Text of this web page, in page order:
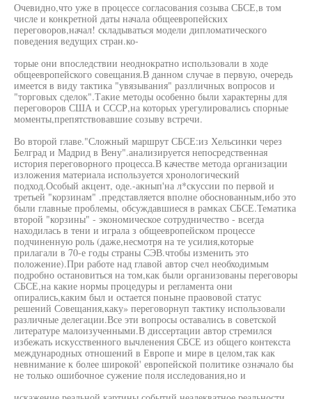
Очевидно,что уже в процессе согласования созыва СБСЕ,в том
числе и конкретной даты начала общеевропейских
переговоров,начал! складываться модели дипломатического
поведения ведущих стран.ко-
торые они впоследствии неоднократно использовали в ходе
общеевропейского совещания.В данном случае в первую, очередь
имеется в виду тактика "увязывания" разлличных вопросов и
"торговых сделок".Такие методы особенно были характерны для
переговоров США и СССР,на которых урегулировались спорные
моменты,препятствовавшие созыву встречи.
Во второй главе."Сложный маршрут СБСЕ:из Хельсинки через
Белград и Мадрид в Вену".анализируется непосредственная
история переговорного процесса.В качестве метода организации
изложения материала используется хронологический
подход.Особый акцент, оде.-акнып'на л*скуссии по первой и
третьей "корзинам" .представляется вполне обоснованным,ибо это
были главные проблемы, обсуждавшиеся в рамках СБСЕ.Тематика
второй "корзины" - экономическое сотрудничество - всегда
находилась в тени и играла з общеевропейском процессе
подчиненную роль (даже,несмотря на те усилия,которые
прилагали в 70-е годы страны СЭВ.чтобы изменить это
положение).При работе над главой автор счел необходимым
подробно остановиться на том,как были организованы переговоры
СБСЕ,на какие нормы процедуры и регламента они
опирались,каким был и остается поныне праововой статус
решений Совещания,каку» переговорнуп тактику использовали
различные делегации.Все эти вопросы оставались в советской
литературе малоизученными.В диссертации автор стремился
избежать искусственного вычленения СБСЕ из общего контекста
международных отношений в Европе и мире в целом,так как
невнимание к более широкой' европейской политике означало бы
не только ошибочное сужение поля исследования,но и